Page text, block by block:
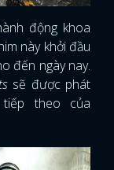
động khoa
này khởi đầu
đến ngày nay.
sẽ được phát
theo của